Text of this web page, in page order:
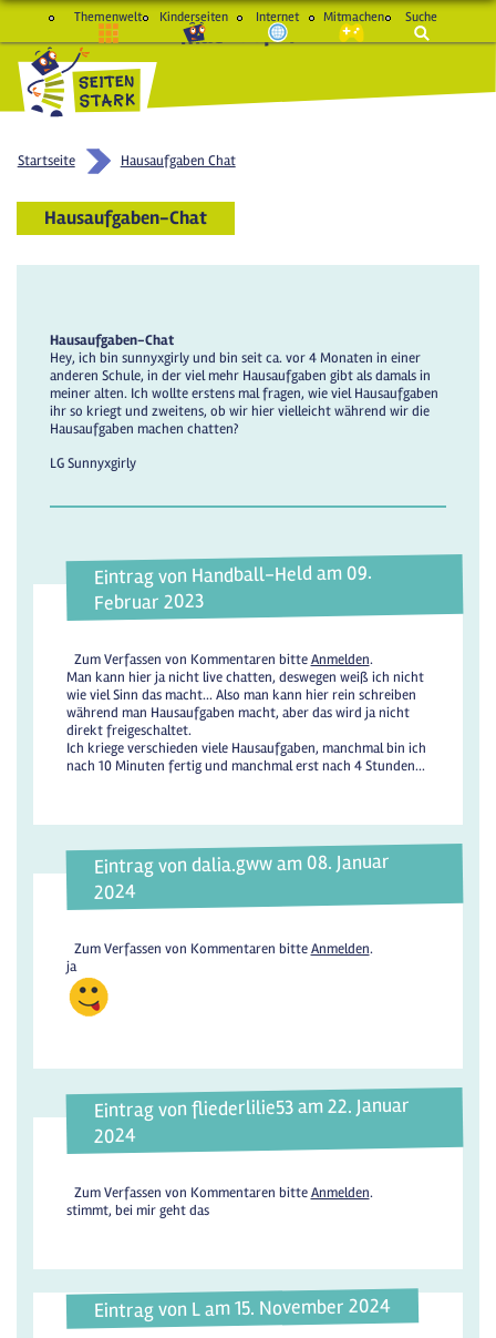
Themenwelt Kinderseiten Internet Mitmachen Suche
macht Spaß und schlau
Startseite Hausaufgaben Chat
Hausaufgaben-Chat
Hausaufgaben-Chat
Hey, ich bin sunnyxgirly und bin seit ca. vor 4 Monaten in einer
anderen Schule, in der viel mehr Hausaufgaben gibt als damals in
meiner alten. Ich wollte erstens mal fragen, wie viel Hausaufgaben
ihr so kriegt und zweitens, ob wir hier vielleicht während wir die
Hausaufgaben machen chatten?
LG Sunnyxgirly
Eintrag von Handball-Held am 09.
Februar 2023
Zum Verfassen von Kommentaren bitteAnmelden.
Man kann hier ja nicht live chatten, deswegen weiß ich nicht
wie viel Sinn das macht... Also man kann hier rein schreiben
während man Hausaufgaben macht, aber das wird ja nicht
direkt freigeschaltet.
Ich kriege verschieden viele Hausaufgaben, manchmal bin ich
nach 10 Minuten fertig und manchmal erst nach 4 Stunden...
Eintrag von dalia.gww am 08. Januar
2024
Zum Verfassen von Kommentaren bitteAnmelden.
ja
Eintrag von fliederlilie53 am 22. Januar
2024
Zum Verfassen von Kommentaren bitteAnmelden.
stimmt, bei mir geht das
Eintrag von L am 15. November 2024